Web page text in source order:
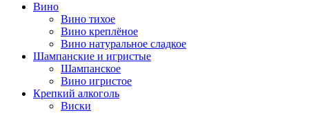
Вино
Вино тихое
Вино креплёное
Вино натуральное сладкое
Шампанские и игристые
Шампанское
Вино игристое
Крепкий алкоголь
Виски